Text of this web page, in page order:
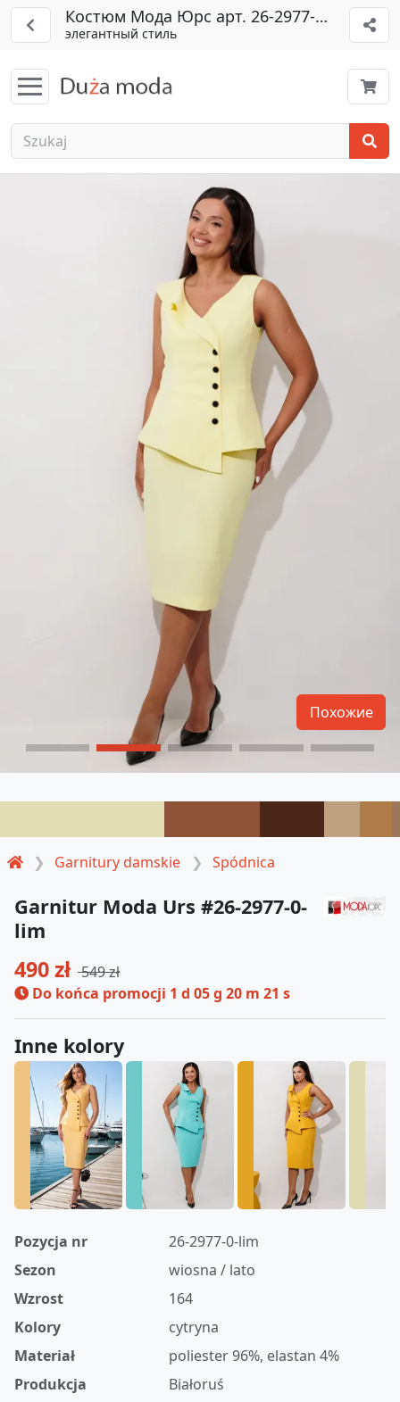
Костюм Мода Юрс арт. 26-2977-0-lim
элегантный стиль
Garnitury damskie Spódnica
Похожие
Garnitur Moda Urs #26-2977-0-
lim
490 zł 549 zł
Do końca promocji 1 d 05 g 20 m 20 s
Inne kolory
Pozycja nr
26-2977-0-lim
Sezon
wiosna / lato
Wzrost
164
Kolory
cytryna
Materiał
poliester 96%, elastan 4%
Produkcja
Białoruś